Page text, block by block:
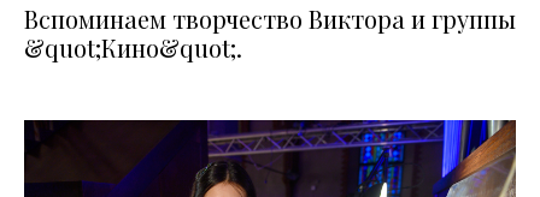
Вспоминаем творчество Виктора и группы
&quot;Кино&quot;.